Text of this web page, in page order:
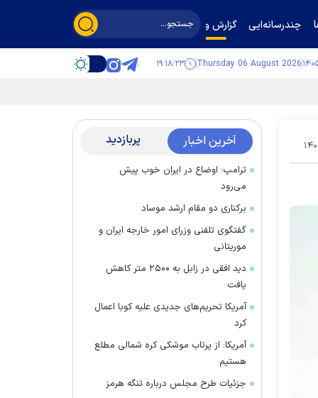
چندرسانه‌ایی گزارش و گفت‌وگو
Thursday 06 August 2026 ۱۹:۱۸:۲۳
۱۵ آخرین اخبار پربازدید
ترامپ: اوضاع در ایران خوب پیش
می‌رود
برکناری دو مقام ارشد موساد
گفتگوی تلفنی وزرای امور خارجه ایران و
موریتانی
دید افقی در زابل به ۲۵۰۰ متر کاهش
یافت
آمریکا تحریم‌های جدیدی علیه کوبا اعمال
کرد
آمریکا: از پرتاب موشکی کره شمالی مطلع
هستیم
جزئیات طرح مجلس درباره تنگه هرمز